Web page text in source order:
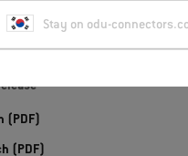
Stay on odu-
(PDF)
(PDF)